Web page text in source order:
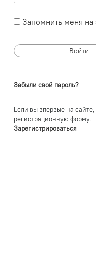
Запомнить меня
Забыли свой пароль?
Если вы впервые на сайте,
регистрационную форму.
Зарегистрироваться